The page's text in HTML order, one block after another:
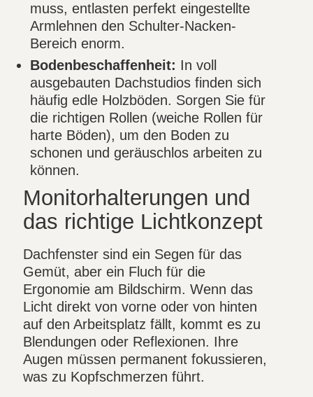
muss, entlasten perfekt eingestellte
Armlehnen den Schulter-Nacken-
Bereich enorm.
Bodenbeschaffenheit: In voll
ausgebauten Dachstudios finden sich
häufig edle Holzböden. Sorgen Sie für
die richtigen Rollen (weiche Rollen für
harte Böden), um den Boden zu
schonen und geräuschlos arbeiten zu
können.
Monitorhalterungen und
das richtige Lichtkonzept
Dachfenster sind ein Segen für das
Gemüt, aber ein Fluch für die
Ergonomie am Bildschirm. Wenn das
Licht direkt von vorne oder von hinten
auf den Arbeitsplatz fällt, kommt es zu
Blendungen oder Reflexionen. Ihre
Augen müssen permanent fokussieren,
was zu Kopfschmerzen führt.